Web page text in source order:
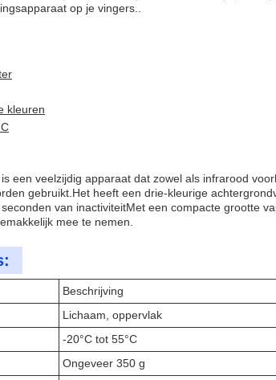
op je vingers..
kleuren
een veelzijdig apparaat dat zowel als infrarood
gebruikt.Het heeft een drie-kleurige
van inactiviteitMet een compacte grootte
mee te nemen.
Beschrijving
Lichaam, oppervlak
-20°C tot 55°C
Ongeveer 350 g